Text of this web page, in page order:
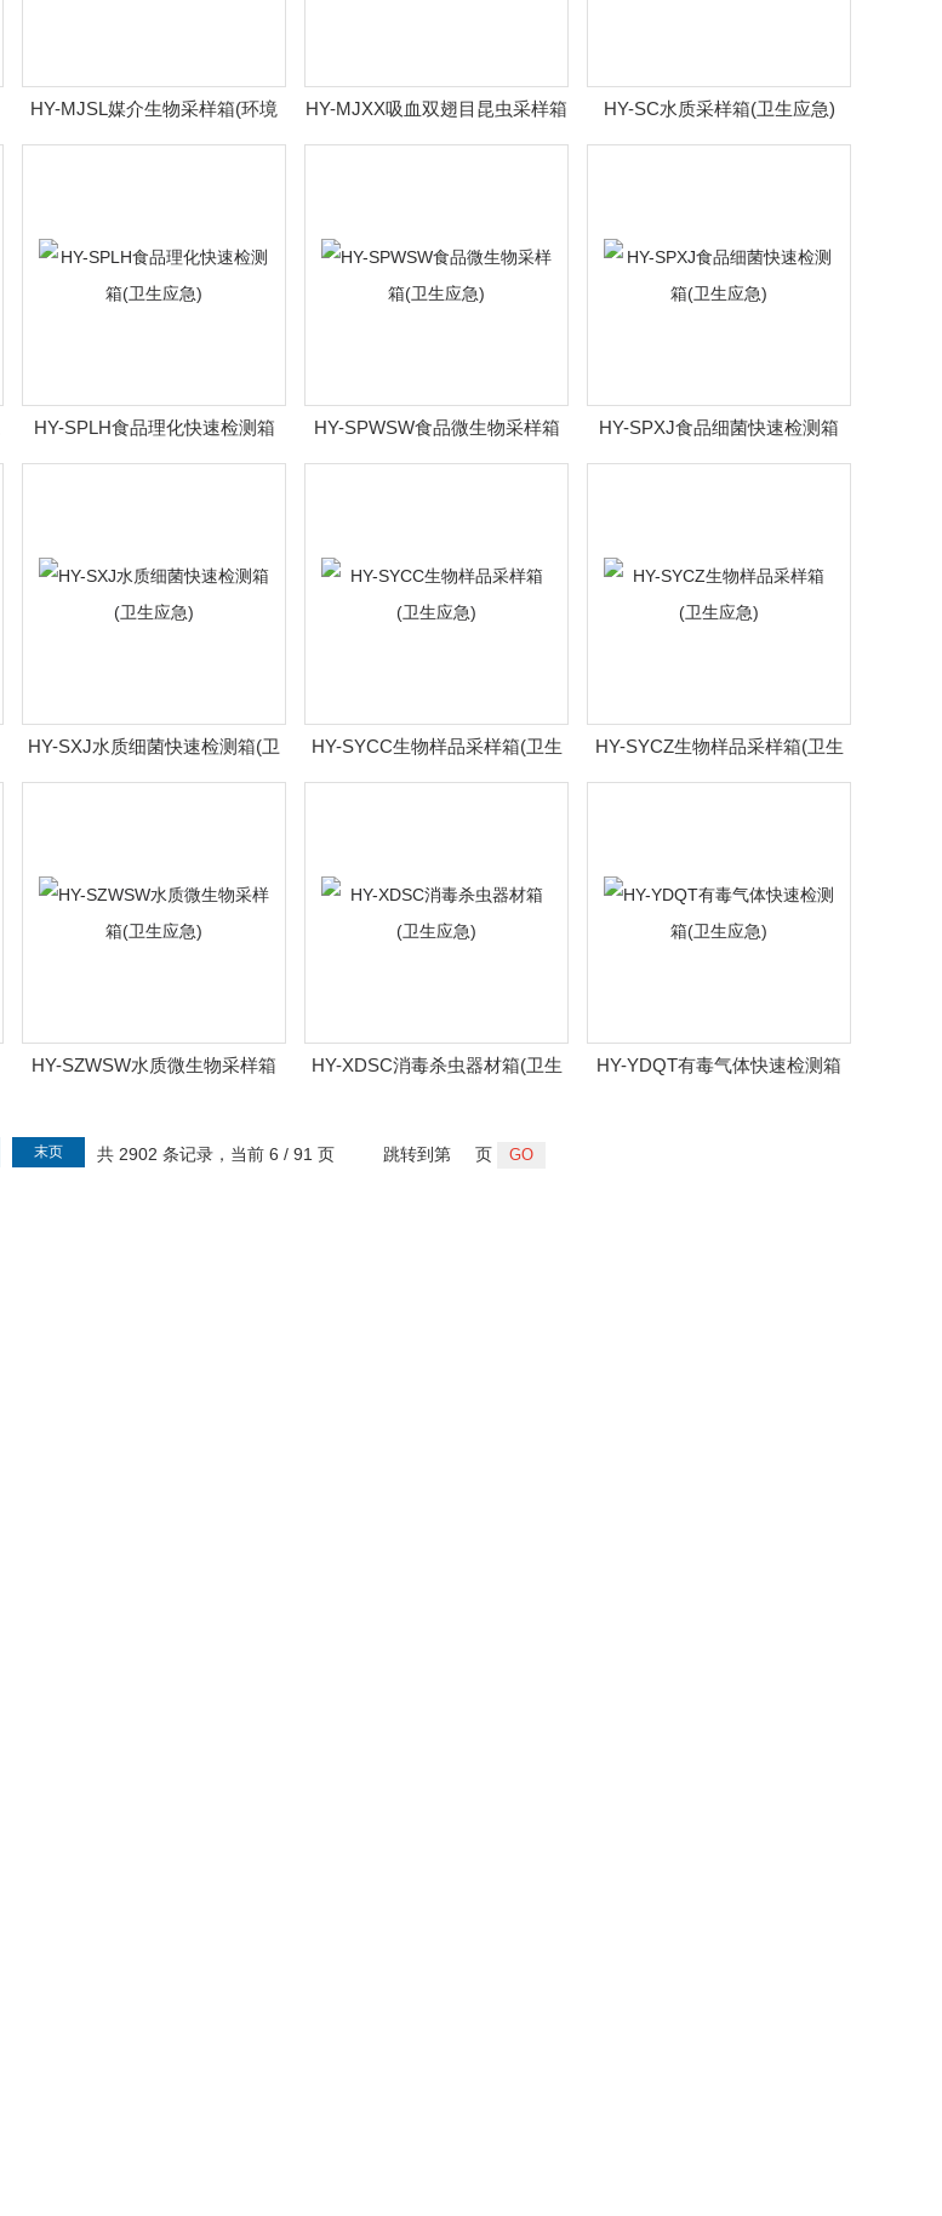
HY-MJSL媒介生物采样箱(环境
应急)
HY-MJXX吸血双翅目昆虫采样箱
(卫生应急)
HY-SC水质采样箱(卫生应急)
HY-SPLH食品理化快速检测箱
(卫生应急)
HY-SPWSW食品微生物采样箱
(卫生应急)
HY-SPXJ食品细菌快速检测箱
(卫生应急)
HY-SXJ水质细菌快速检测箱(卫
生应急)
HY-SYCC生物样品采样箱(卫生
应急)
HY-SYCZ生物样品采样箱(卫生
应急)
HY-SZWSW水质微生物采样箱
HY-XDSC消毒杀虫器材箱(卫生
HY-YDQT有毒气体快速检测箱
共 2902 条记录，当前 6 / 91 页
末页 跳转到第 页